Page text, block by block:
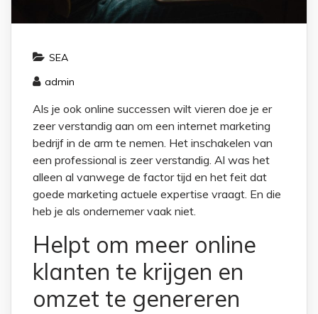
SEA
admin
Als je ook online successen wilt vieren doe je er
zeer verstandig aan om een internet marketing
bedrijf in de arm te nemen. Het inschakelen van
een professional is zeer verstandig. Al was het
alleen al vanwege de factor tijd en het feit dat
goede marketing actuele expertise vraagt. En die
heb je als ondernemer vaak niet.
Helpt om meer online
klanten te krijgen en
omzet te genereren